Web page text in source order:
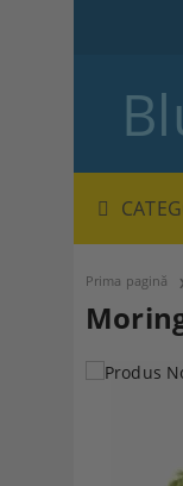
Prima pagină